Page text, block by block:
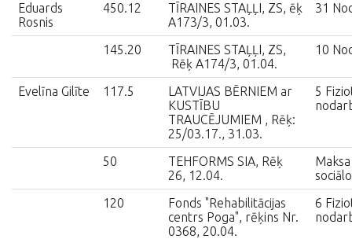
Eduards
Rosnis
450.12
TĪRAINES STAĻĻI, ZS, ēķ
A173/3, 01.03.
31
145.20
TĪRAINES STAĻĻI, ZS,
Rēķ A174/3, 01.04.
10
Evelīna Gilīte 117.5
LATVIJAS BĒRNIEM ar
KUSTĪBU
TRAUCĒJUMIEM , Rēķ:
25/03.17., 31.03.
5
50
TEHFORMS SIA, Rēķ
26, 12.04.
120
Fonds "Rehabilitācijas
centrs Poga", rēķins Nr.
0368, 20.04.
6